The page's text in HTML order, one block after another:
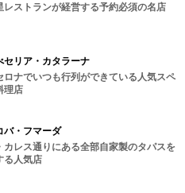
レストランが経営する予約必須の名店
セリア・カタラーナ
ロナでいつも行列ができている人気スペ
理店
バ・フマーダ
カレス通りにある全部自家製のタパスを
る人気店